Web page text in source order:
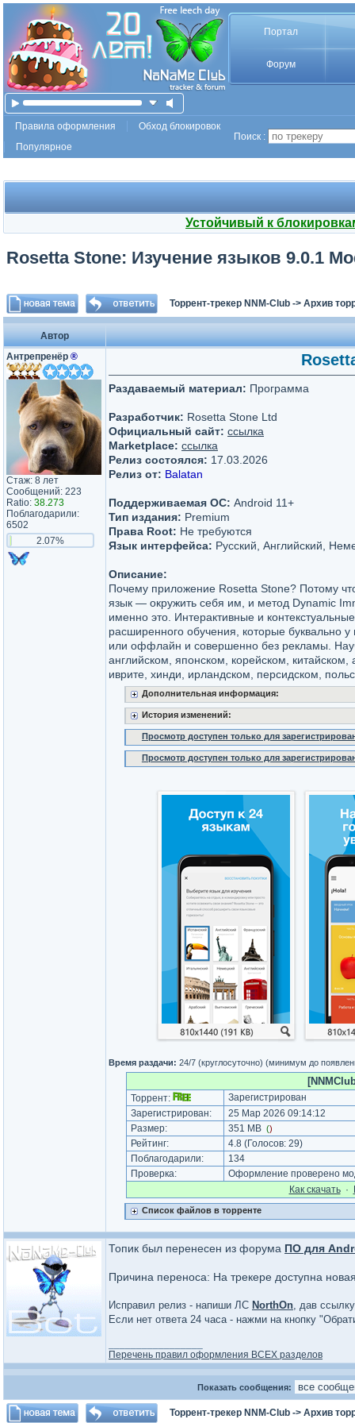
Портал
Форум
Правила оформления
Обход блокировок
Популярное
Поиск :
Устойчивый к
Rosetta Stone: Изучение языков 9.0.1
Торрент-трекер NNM-Club -> Архив
Автор
Антрепренёр ®
Стаж: 8 лет
Сообщений: 223
Ratio: 38.273
Поблагодарили:
6502
2.07%
Раздаваемый материал: Программа
Разработчик: Rosetta Stone Ltd
Официальный сайт: ссылка
Marketplace: ссылка
Релиз состоялся: 17.03.2026
Релиз от: Balatan
Поддерживаемая ОС: Android 11+
Тип издания: Premium
Права Root: Не требуются
Язык интерфейса: Русский, Английский,
Описание:
Почему приложение Rosetta Stone? Потому
язык — окружить себя им, и метод Dynamic
именно это. Интерактивные и
расширенного обучения, которые
или оффлайн и совершенно без рекламы.
английском, японском, корейском,
иврите, хинди, ирландском, персидском,
Дополнительная информация:
История изменений:
Просмотр доступен только для
Просмотр доступен только для
Время раздачи: 24/7 (круглосуточно) (минимум до
Торрент:
Зарегистрирован
Зарегистрирован:
25 Мар 2026 09:14:12
Размер:
351 MB ()
Рейтинг: 4.8 (Голосов: 29)
Поблагодарили:
134
Проверка:
Оформление проверено
Как cкачать·
Список файлов в торренте
Топик был перенесен из форума ПО для
Причина переноса: На трекере доступна
Исправил релиз - напиши ЛС NorthOn, дав
Если нет ответа 24 часа - нажми на кнопку
Перечень правил оформления ВСЕХ разделов
Показать сообщения:
Торрент-трекер NNM-Club -> Архив